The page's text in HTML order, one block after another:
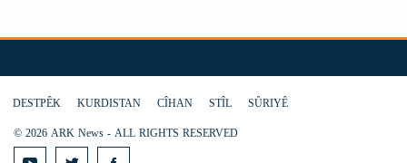
DESTPÊK KURDISTAN CÎHAN STÎL
SÛRIYÊ
© 2026 ARK News - ALL RIGHTS RESERVED